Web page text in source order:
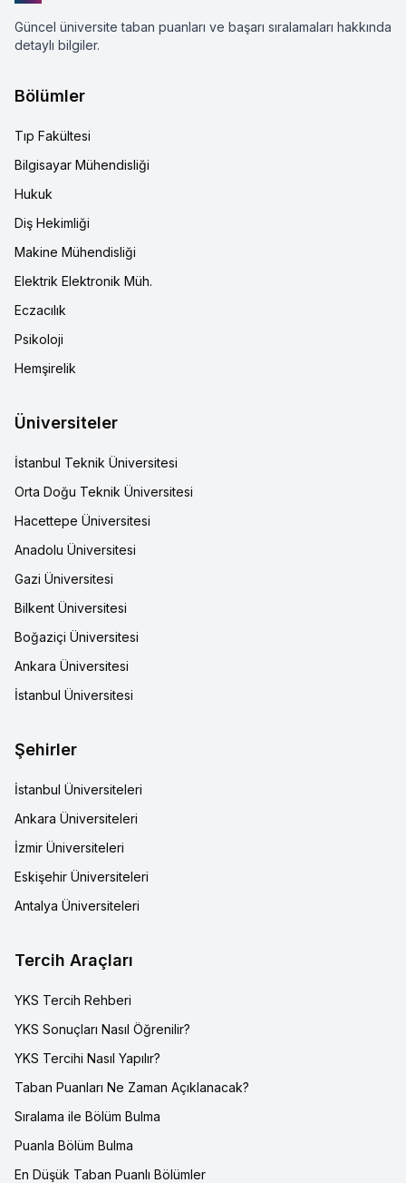
Güncel üniversite taban puanları ve başarı sıralamaları hakkında
detaylı bilgiler.
Bölümler
Tıp Fakültesi
Bilgisayar Mühendisliği
Hukuk
Diş Hekimliği
Makine Mühendisliği
Elektrik Elektronik Müh.
Eczacılık
Psikoloji
Hemşirelik
Üniversiteler
İstanbul Teknik Üniversitesi
Orta Doğu Teknik Üniversitesi
Hacettepe Üniversitesi
Anadolu Üniversitesi
Gazi Üniversitesi
Bilkent Üniversitesi
Boğaziçi Üniversitesi
Ankara Üniversitesi
İstanbul Üniversitesi
Şehirler
İstanbul Üniversiteleri
Ankara Üniversiteleri
İzmir Üniversiteleri
Eskişehir Üniversiteleri
Antalya Üniversiteleri
Tercih Araçları
YKS Tercih Rehberi
YKS Sonuçları Nasıl Öğrenilir?
YKS Tercihi Nasıl Yapılır?
Taban Puanları Ne Zaman Açıklanacak?
Sıralama ile Bölüm Bulma
Puanla Bölüm Bulma
En Düşük Taban Puanlı Bölümler